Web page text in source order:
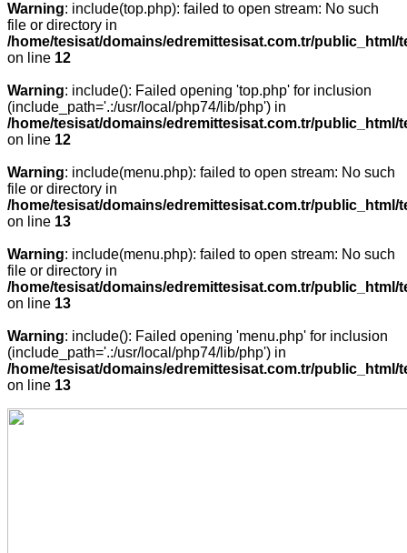
Warning: include(top.php): failed to open stream: No such
file or directory in
/home/tesisat/domains/edremittesisat.com.tr/
on line 12
Warning: include(): Failed opening 'top.php' for inclusion
(include_path='.:/usr/local/php74/lib/php') in
/home/tesisat/domains/edremittesisat.com.tr/
on line 12
Warning: include(menu.php): failed to open stream: No such
file or directory in
/home/tesisat/domains/edremittesisat.com.tr/
on line 13
Warning: include(menu.php): failed to open stream: No such
file or directory in
/home/tesisat/domains/edremittesisat.com.tr/
on line 13
Warning: include(): Failed opening 'menu.php' for inclusion
(include_path='.:/usr/local/php74/lib/php') in
/home/tesisat/domains/edremittesisat.com.tr/
on line 13